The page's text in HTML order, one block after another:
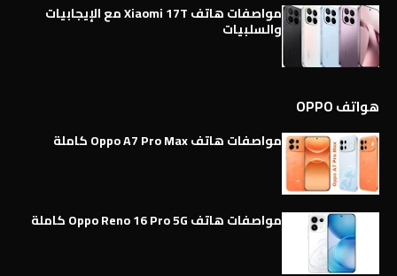
مواصفات هاتف Xiaomi 17T مع الإيجابيات
والسلبيات
هواتف OPPO
مواصفات هاتف Oppo A7 Pro Max كاملة
مواصفات هاتف Oppo Reno 16 Pro 5G كاملة